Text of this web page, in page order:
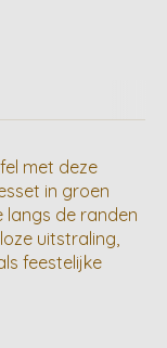
met deze
in groen
langs de randen
uitstraling,
feestelijke